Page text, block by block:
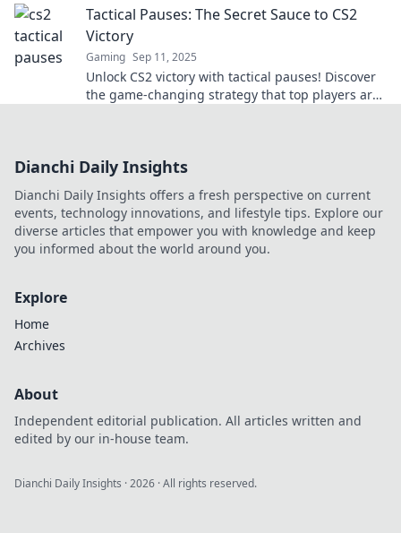
Tactical Pauses: The Secret Sauce to CS2
Victory
Gaming Sep 11, 2025
Unlock CS2 victory with tactical pauses! Discover
the game-changing strategy that top players are
Dianchi Daily Insights
Dianchi Daily Insights offers a fresh perspective on current
events, technology innovations, and lifestyle tips. Explore our
diverse articles that empower you with knowledge and keep
you informed about the world around you.
Explore
Home
Archives
About
Independent editorial publication. All articles written and
edited by our in-house team.
Dianchi Daily Insights ·2026 · All rights reserved.